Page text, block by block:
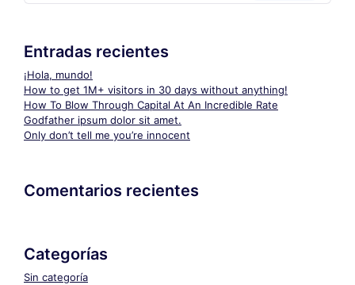
Entradas recientes
¡Hola, mundo!
How to get 1M+ visitors in 30 days without anything!
How To Blow Through Capital At An Incredible Rate
Godfather ipsum dolor sit amet.
Only don’t tell me you’re innocent
Comentarios recientes
Categorías
Sin categoría